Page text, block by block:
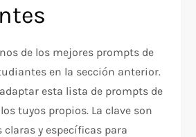
de los mejores prompts de
en la sección anterior.
esta lista de prompts de
tuyos propios. La clave son
y específicas para